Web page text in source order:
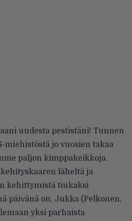
uudesta pestistäni! Tunnen
miehistöstä jo vuosien takaa
paljon kimppakeikkoja.
läheltä ja
kehittymistä tiukaksi
päivänä on. Jukka (Pelkonen,
yksi parhaista